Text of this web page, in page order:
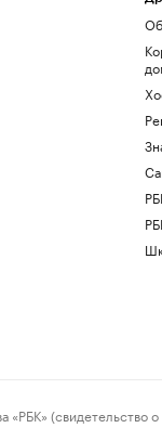
(свидетельство о